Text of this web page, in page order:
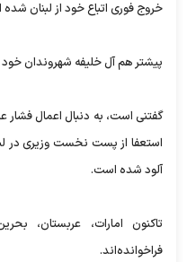
خروج فوری اتباع خود از لبنان
پیشتر هم آل خلیفه شهروندان خود
گفتنی است، به دنبال اعمال
استعفا از پست نخست وزیری در
آلود شده است.
تاکنون امارات، عربستان،
فراخوانده‌اند.